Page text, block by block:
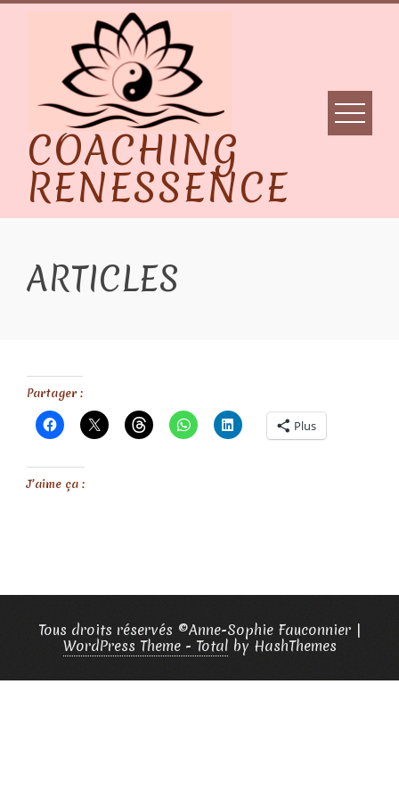
Skip
COACHING
RENESSENCE
ARTICLES
Partager :
Plus
J’aime ça :
Tous droits réservés ©Anne-Sophie Fauconnier|
WordPress Theme - Totalby HashThemes